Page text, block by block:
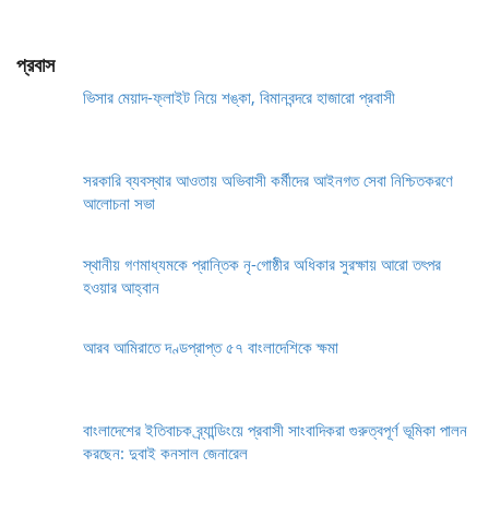
প্রবাস
ভিসার মেয়াদ-ফ্লাইট নিয়ে শঙ্কা, বিমানবন্দরে হাজারো প্রবাসী
সরকারি ব্যবস্থার আওতায় অভিবাসী কর্মীদের আইনগত সেবা নিশ্চিতকরণে
আলোচনা সভা
স্থানীয় গণমাধ্যমকে প্রান্তিক নৃ-গোষ্ঠীর অধিকার সুরক্ষায় আরো তৎপর
হওয়ার আহ্বান
আরব আমিরাতে দণ্ডপ্রাপ্ত ৫৭ বাংলাদেশিকে ক্ষমা
বাংলাদেশের ইতিবাচক ব্র্যান্ডিংয়ে প্রবাসী সাংবাদিকরা গুরুত্বপূর্ণ ভূমিকা পালন
করছেন: দুবাই কনসাল জেনারেল